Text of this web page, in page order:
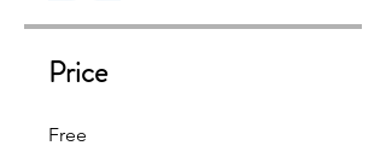
Price
Free